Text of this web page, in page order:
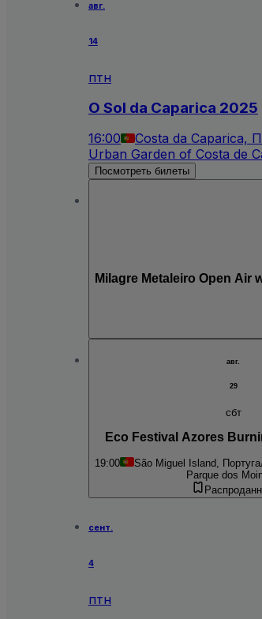
авг.
14
птн
O Sol da Caparica 2025
16:00 Costa da Caparica,
Urban Garden of Costa de
Посмотреть билеты
Milagre Metaleiro Open Air
авг.
29
сбт
Eco Festival Azores
19:00 São Miguel Island,
Parque dos
сент.
4
птн